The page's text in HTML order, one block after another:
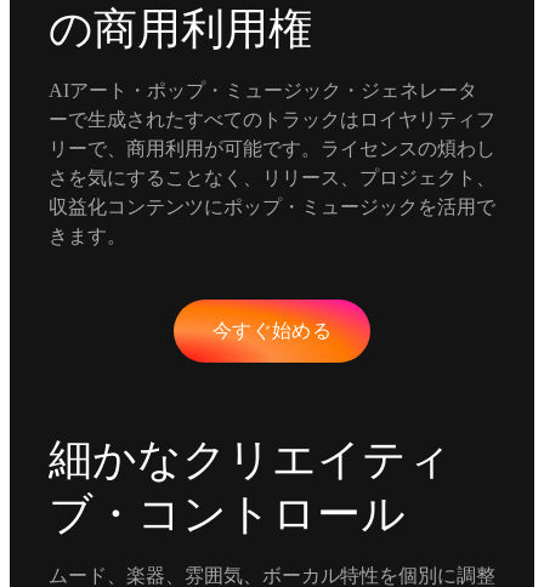
の商用利用権
AIアート・ポップ・ミュージック・ジェネレータ
ーで生成されたすべてのトラックはロイヤリティフ
リーで、商用利用が可能です。ライセンスの煩わし
さを気にすることなく、リリース、プロジェクト、
収益化コンテンツにポップ・ミュージックを活用で
きます。
今すぐ始める
細かなクリエイティ
ブ・コントロール
ムード、楽器、雰囲気、ボーカル特性を個別に調整